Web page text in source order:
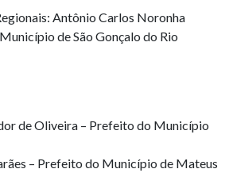
Antônio Carlos Noronha
de São Gonçalo do Rio
de Oliveira – Prefeito do Município
– Prefeito do Município de Mateus